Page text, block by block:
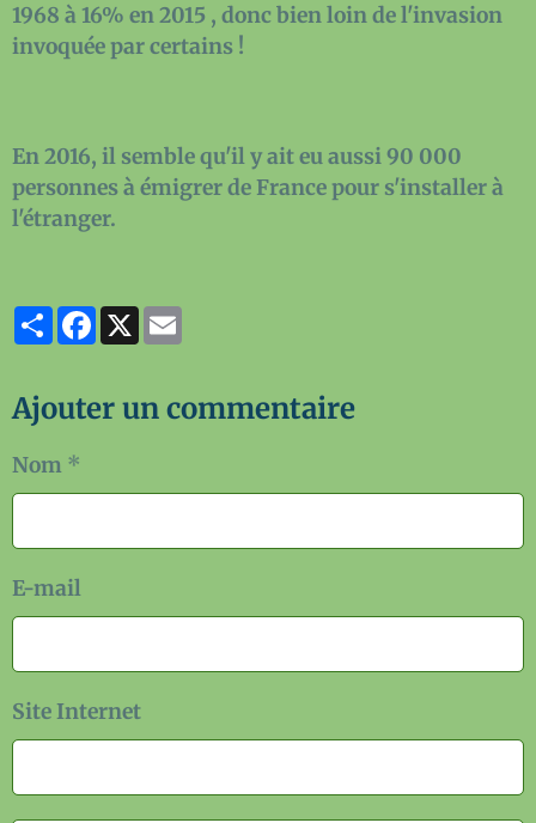
1968 à 16% en 2015 , donc bien loin de l'invasion
invoquée par certains !
En 2016, il semble qu'il y ait eu aussi 90 000
personnes à émigrer de France pour s'installer à
l'étranger.
PartagerFacebook
X
Ajouter un commentaire
Nom
E-mail
Site Internet